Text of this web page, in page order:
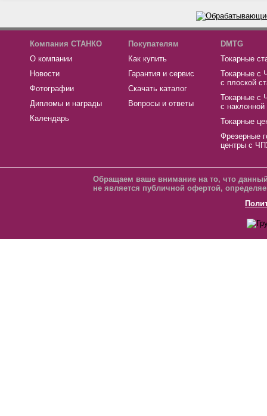
Компания СТАНКО
О компании
Новости
Фотографии
Дипломы и награды
Календарь
Покупателям
Как купить
Гарантия и сервис
Скачать каталог
Вопросы и ответы
DMTG
Токарные
Токарные с
с плоской
Токарные с
с наклонной
Токарные
Фрезерные
центры с
Обращаем ваше внимание на то, что
не является публичной офертой,